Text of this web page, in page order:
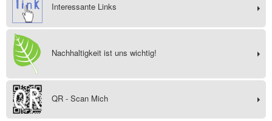
Interessante Links
Nachhaltigkeit ist uns wichtig!
QR - Scan Mich